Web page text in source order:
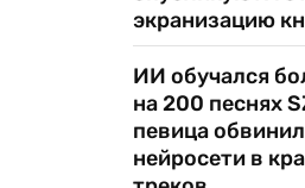
экранизацию
ИИ обучался
на 200 песнях
певица
нейросети в